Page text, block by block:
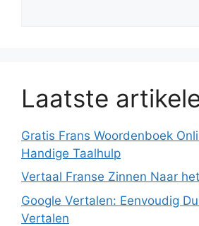
Laatste
Gratis Frans Woordenboek
Handige Taalhulp
Vertaal Franse Zinnen Naar
Google Vertalen: Eenvoudig
Vertalen